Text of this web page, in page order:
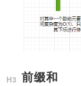
前缀和